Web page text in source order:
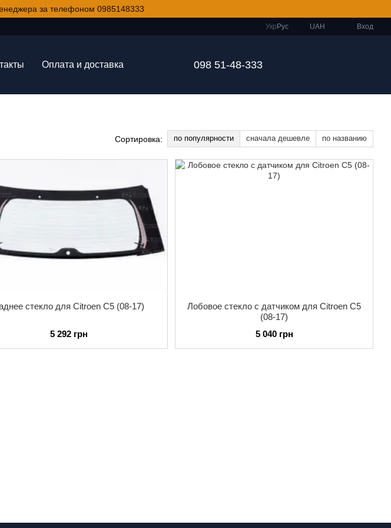
за телефоном 0985148333
Укр Рус UAH Вход
Оплата и доставка 098 51-48-333
Сортировка: по популярности сначала дешевле по названию
стекло для Citroen C5 (08-17)
5 292 грн
Лобовое стекло с датчиком для Citroen C5
(08-17)
5 040 грн